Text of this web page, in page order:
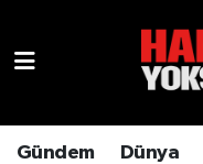
Gündem Dünya
Hava Durumu